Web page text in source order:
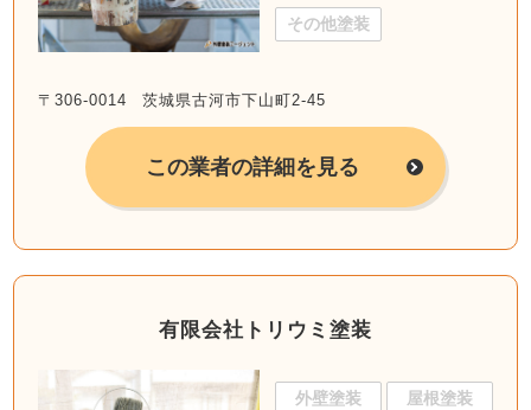
その他塗装
〒306-0014 茨城県古河市下山町2-45
この業者の詳細を見る
有限会社トリウミ塗装
外壁塗装 屋根塗装